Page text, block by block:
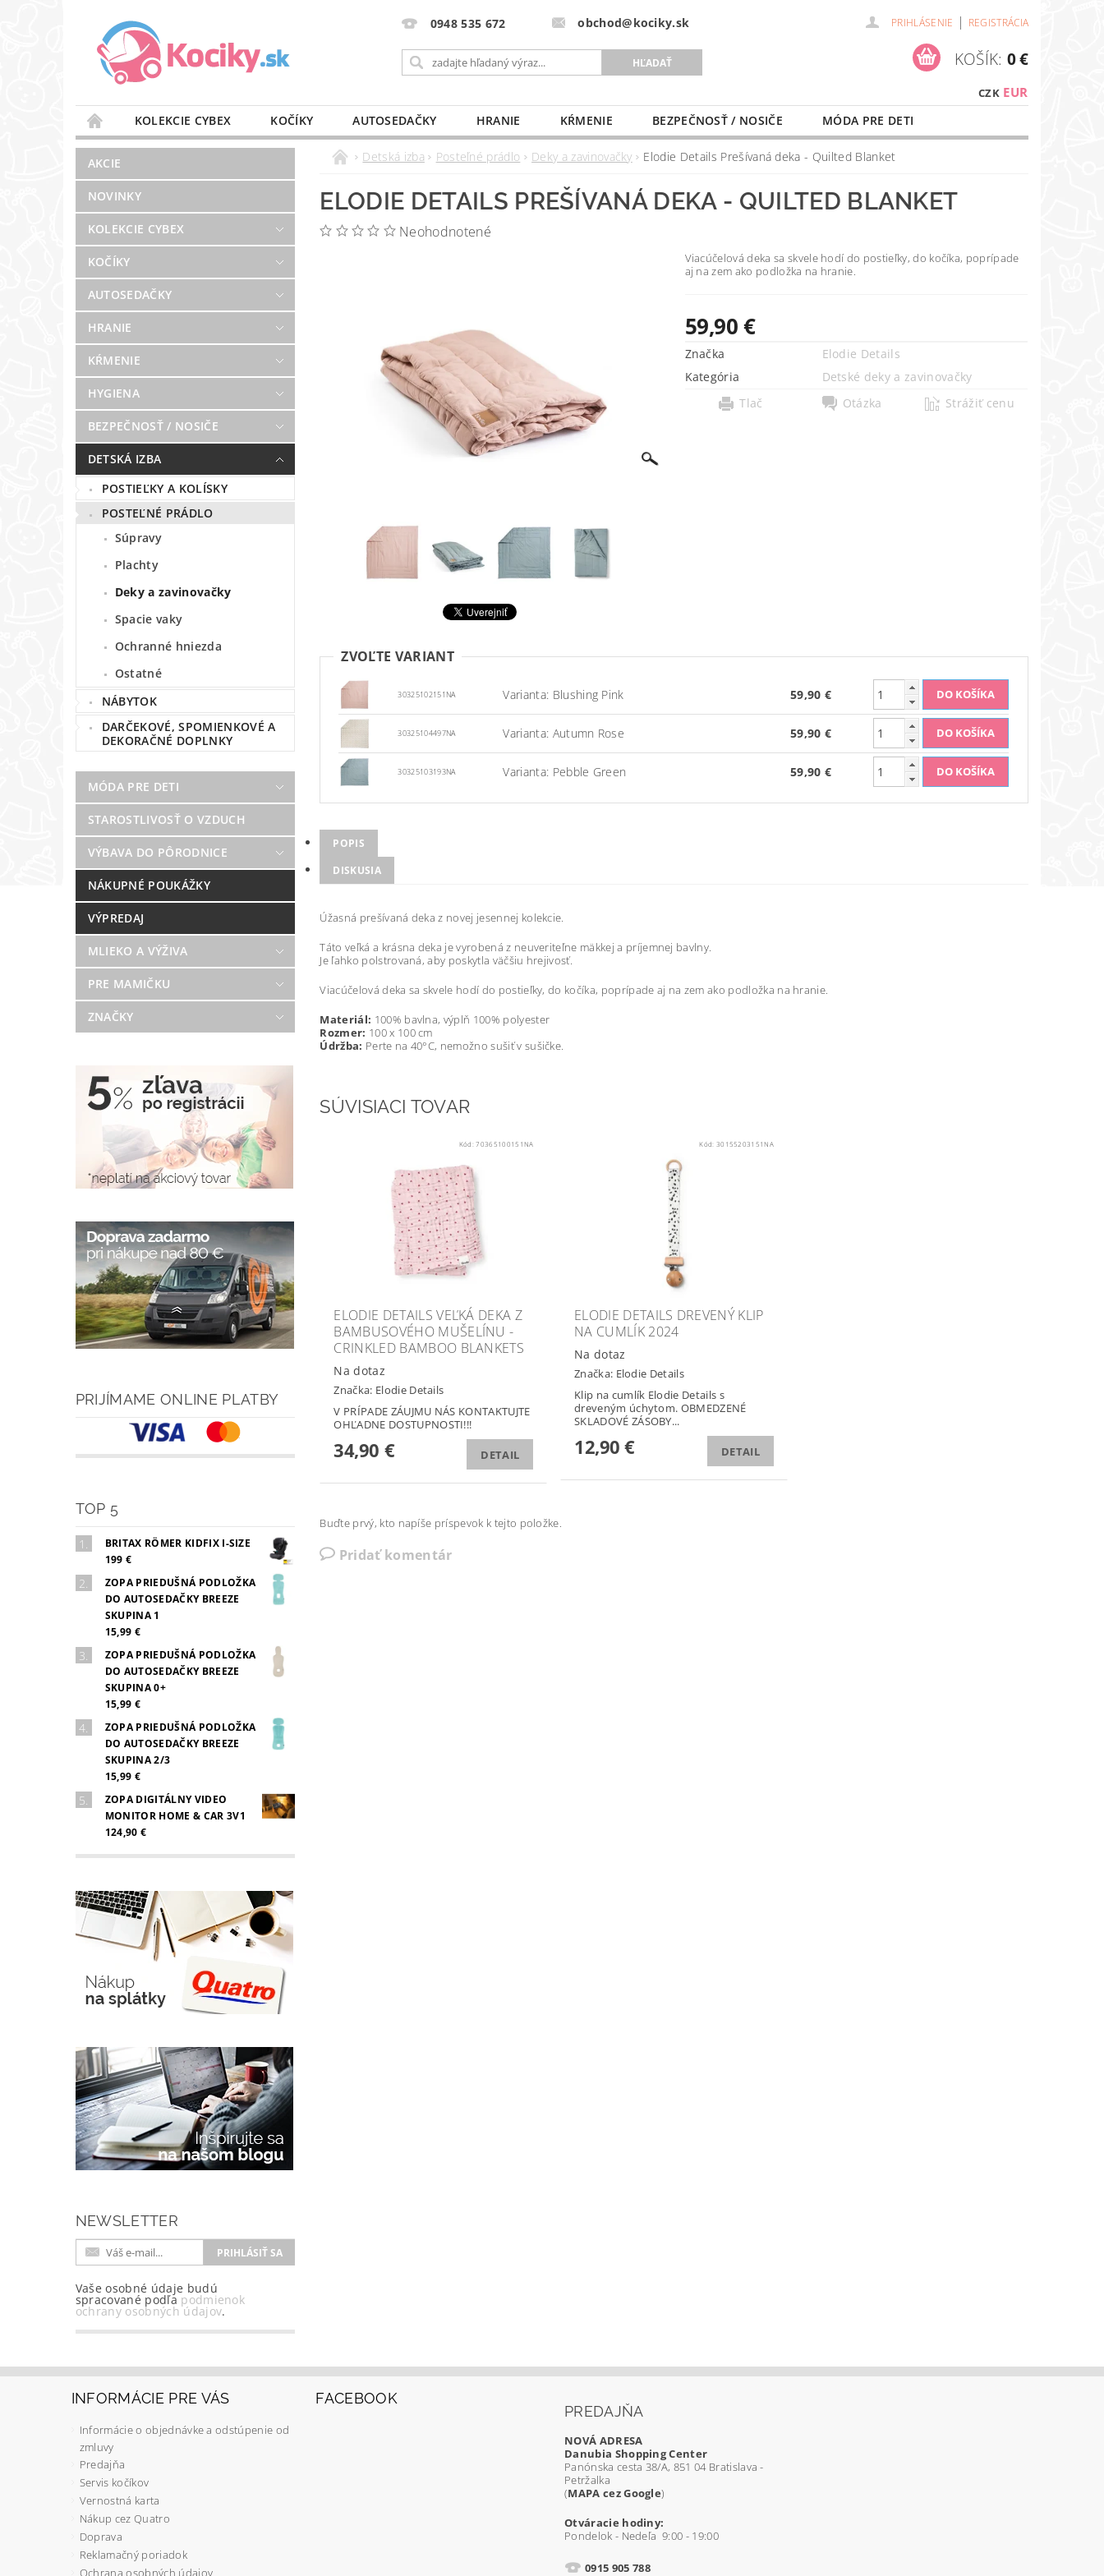
0948 535 672 obchod@kociky.sk PRIHLÁSENIE | REGISTRÁCIA
CZK EUR
KOŠÍK: 0 €
KOLEKCIE CYBEX KOČÍKY AUTOSEDAČKY HRANIE KŔMENIE BEZPEČNOSŤ / NOSIČE
MÓDA PRE DETI
STAROSTLIVOSŤ O VZDUCH
VÝBAVA DO PÔRODNICE MLIEKO A VÝŽIVA PRE MAMIČKU NAŠE SLUŽBY
O NÁKUPE
BLOG
PREDAJŇA KONTAKT
AKCIE
NOVINKY
KOLEKCIE CYBEX
KOČÍKY
AUTOSEDAČKY
HRANIE
KŔMENIE
HYGIENA
BEZPEČNOSŤ / NOSIČE
DETSKÁ IZBA
POSTIEĽKY A KOLÍSKY
POSTEĽNÉ PRÁDLO
Súpravy
Plachty
Deky a zavinovačky
Spacie vaky
Ochranné hniezda
Ostatné
NÁBYTOK
DARČEKOVÉ, SPOMIENKOVÉ A
DEKORAČNÉ DOPLNKY
MÓDA PRE DETI
STAROSTLIVOSŤ O VZDUCH
VÝBAVA DO PÔRODNICE
NÁKUPNÉ POUKÁŽKY
VÝPREDAJ
MLIEKO A VÝŽIVA
PRE MAMIČKU
ZNAČKY
PRIJÍMAME ONLINE PLATBY
TOP 5
BRITAX RÖMER KIDFIX I-SIZE
199 €
ZOPA PRIEDUŠNÁ PODLOŽKA
DO AUTOSEDAČKY BREEZE
SKUPINA 1
15,99 €
ZOPA PRIEDUŠNÁ PODLOŽKA
DO AUTOSEDAČKY BREEZE
SKUPINA 0+
15,99 €
ZOPA PRIEDUŠNÁ PODLOŽKA
DO AUTOSEDAČKY BREEZE
SKUPINA 2/3
15,99 €
ZOPA DIGITÁLNY VIDEO
MONITOR HOME & CAR 3V1
124,90 €
NEWSLETTER
Vaše osobné údaje budú
spracované podľa podmienok
ochrany osobných údajov.
Detská izba Posteľné prádlo Deky a zavinovačky Elodie Details Prešívaná deka - Quilted Blanket
ELODIE DETAILS PREŠÍVANÁ DEKA - QUILTED BLANKET
Neohodnotené
Viacúčelová deka sa skvele hodí do postieľky, do kočíka, poprípade
aj na zem ako podložka na hranie.
59,90 €
Značka
Elodie Details
Kategória
Detské deky a zavinovačky
Tlač
Otázka Strážiť cenu
ZVOĽTE VARIANT
30325102151NA Varianta: Blushing Pink 59,90 €
30325104497NA Varianta: Autumn Rose 59,90 €
30325103193NA Varianta: Pebble Green 59,90 €
POPIS
DISKUSIA
Úžasná prešívaná deka z novej jesennej kolekcie.
Táto veľká a krásna deka je vyrobená z neuveriteľne mäkkej a príjemnej bavlny.
Je ľahko polstrovaná, aby poskytla väčšiu hrejivosť.
Viacúčelová deka sa skvele hodí do postieľky, do kočíka, poprípade aj na zem ako podložka na hranie.
Materiál: 100% bavlna, výplň 100% polyester
Rozmer: 100 x 100 cm
Údržba: Perte na 40°C, nemožno sušiť v sušičke.
SÚVISIACI TOVAR
Kód:70365100151NA
ELODIE DETAILS VEĽKÁ DEKA Z
BAMBUSOVÉHO MUŠELÍNU -
CRINKLED BAMBOO BLANKETS
Na dotaz
Značka: Elodie Details
V PRÍPADE ZÁUJMU NÁS KONTAKTUJTE
OHĽADNE DOSTUPNOSTI!!!
34,90 € DETAIL
Kód: 30155203151NA
ELODIE DETAILS DREVENÝ KLIP
NA CUMLÍK 2024
Na dotaz
Značka: Elodie Details
Klip na cumlík Elodie Details s
dreveným úchytom. OBMEDZENÉ
SKLADOVÉ ZÁSOBY...
12,90 € DETAIL
Buďte prvý, kto napíše príspevok k tejto položke.
Pridať komentár
INFORMÁCIE PRE VÁS
Informácie o objednávke a odstúpenie od
zmluvy
Predajňa
Servis kočíkov
Vernostná karta
Nákup cez Quatro
Doprava
Reklamačný poriadok
Ochrana osobných údajov
FACEBOOK
PREDAJŇA
NOVÁ ADRESA
Danubia Shopping Center
Panónska cesta 38/A, 851 04 Bratislava -
Petržalka
(MAPA cez Google)
Otváracie hodiny:
Pondelok - Nedeľa 9:00 - 19:00
0915 905 788